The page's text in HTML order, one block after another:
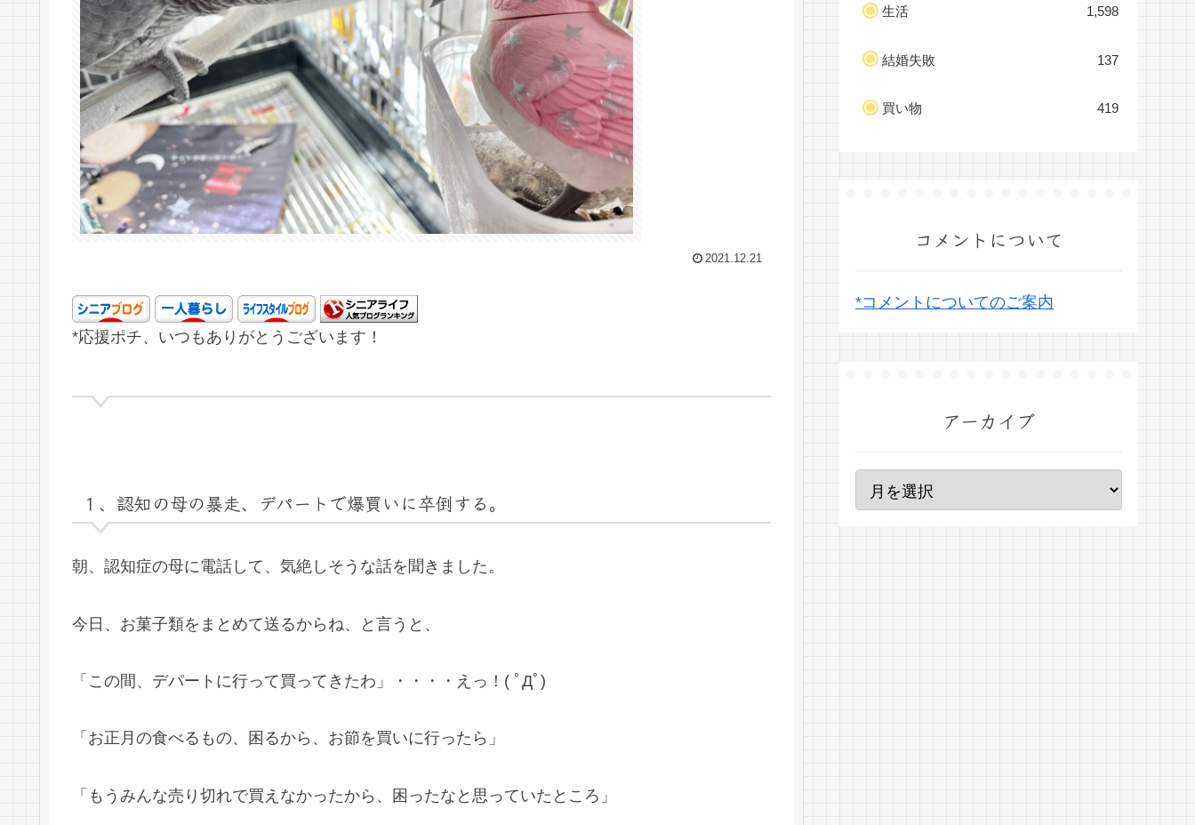
2021.12.21
*応援ポチ、いつもありがとうございます！
１、認知の母の暴走、デパートで爆買いに卒倒する。
朝、認知症の母に電話して、気絶しそうな話を聞きました。
今日、お菓子類をまとめて送るからね、と言うと、
「この間、デパートに行って買ってきたわ」・・・・えっ！( ﾟДﾟ)
「お正月の食べるもの、困るから、お節を買いに行ったら」
「もうみんな売り切れで買えなかったから、困ったなと思っていたところ」
生活 1,598
結婚失敗 137
買い物 419
コメントについて
*コメントについてのご案内
アーカイブ